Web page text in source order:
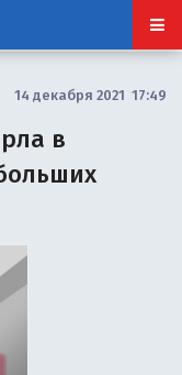
14 декабря 2021 17:49
в